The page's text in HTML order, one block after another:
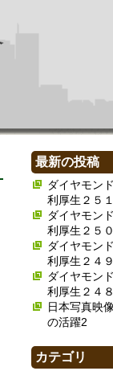
最新の投稿
ダイヤモン
利厚生２５１
ダイヤモン
利厚生２５０
ダイヤモン
利厚生２４９
ダイヤモン
利厚生２４８
日本写真映
の活躍2
カテゴリ